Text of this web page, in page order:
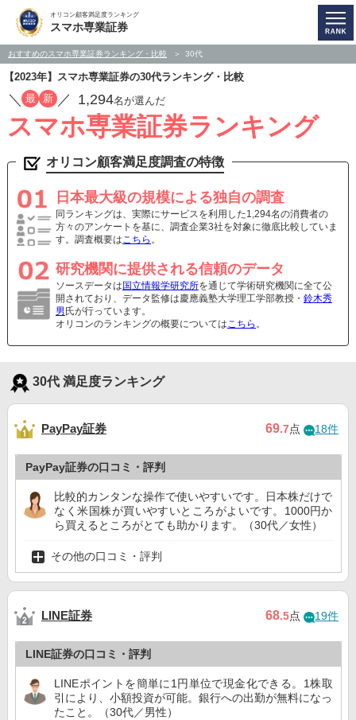
オリコン顧客満足度ランキング
スマホ専業証券
おすすめのスマホ専業証券ランキング・比較 30代
【2023年】スマホ専業証券の30代ランキング・比較
／ 最 新 ／ 1,294名が選んだ
スマホ専業証券ランキング
オリコン顧客満足度調査の特徴
日本最大級の規模による独自の調査
同ランキングは、実際にサービスを利用した1,294名の消費者の
方々のアンケートを基に、調査企業3社を対象に徹底比較していま
す。調査概要はこちら 。
研究機関に提供される信頼のデータ
ソースデータは 国立情報学研究所を通じて学術研究機関に全て公
開されており、データ監修は慶應義塾大学理工学部教授・ 鈴木秀
男 氏が行っています。
オリコンのランキングの概要についてはこちら 。
30代 満足度ランキング
PayPay証券 69.7点 18件
PayPay証券の口コミ・評判
比較的カンタンな操作で使いやすいです。日本株だけで
なく米国株が買いやすいところがよいです。1000円か
ら買えるところがとても助かります。（30代／女性）
その他の口コミ・評判
LINE証券 68.5点 19件
LINE証券の口コミ・評判
LINEポイントを簡単に1円単位で現金化できる。1株取
引により、小額投資が可能。銀行への出勤が無料になっ
たこと。（30代／男性）